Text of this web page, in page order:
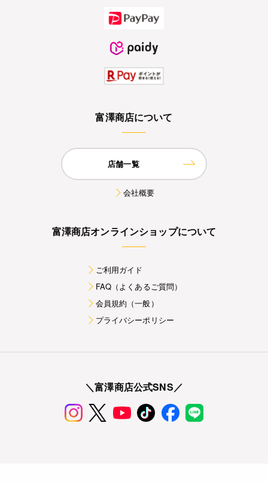
富澤商店について
店舗一覧
会社概要
富澤商店オンラインショップについて
ご利用ガイド
FAQ（よくあるご質問）
会員規約（一般）
プライバシーポリシー
＼富澤商店公式SNS／